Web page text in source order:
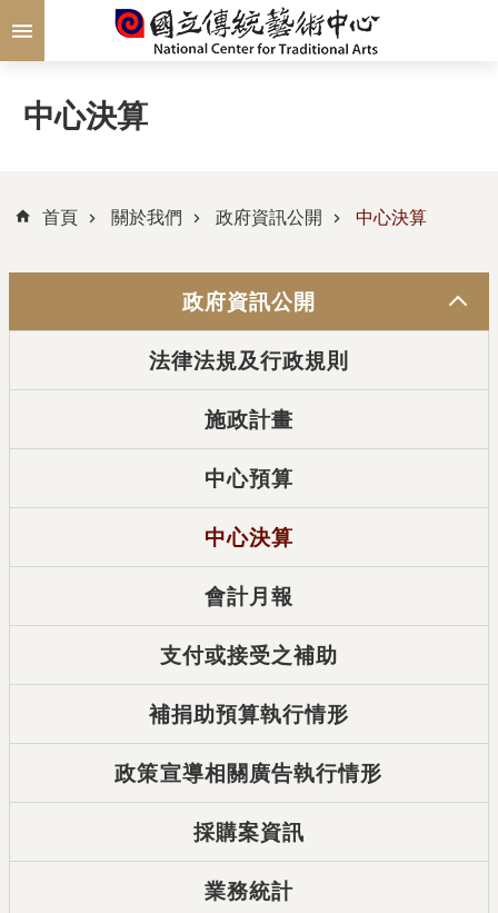
跳到主要內容區塊
中心決算
首頁 關於我們 政府資訊公開 中心決算
政府資訊公開
法律法規及行政規則
施政計畫
中心預算
中心決算
會計月報
支付或接受之補助
補捐助預算執行情形
政策宣導相關廣告執行情形
採購案資訊
業務統計